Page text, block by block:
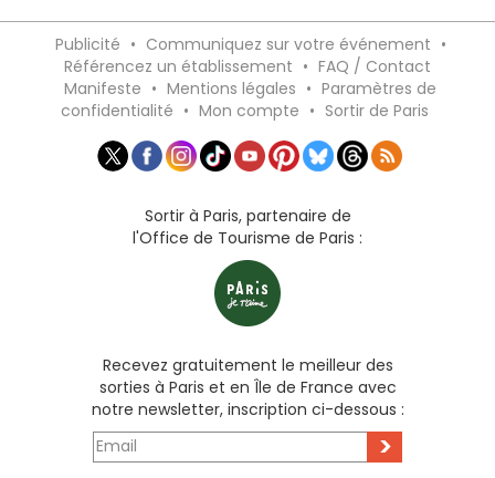
Publicité • Communiquez sur votre événement •
Référencez un établissement • FAQ / Contact
Manifeste • Mentions légales • Paramètres de
confidentialité • Mon compte • Sortir de Paris
Sortir à Paris, partenaire de
l'Office de Tourisme de Paris :
Recevez gratuitement le meilleur des
sorties à Paris et en Île de France avec
notre newsletter, inscription ci-dessous :
>